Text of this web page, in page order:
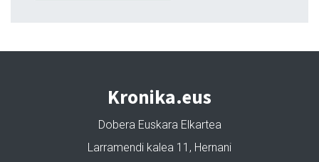
Kronika.eus
Dobera Euskara Elkartea
Larramendi kalea 11, Hernani